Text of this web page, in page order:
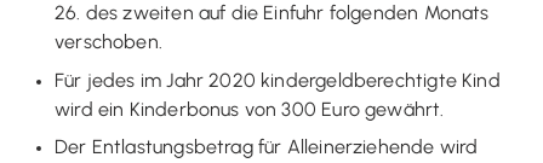
26. des zweiten auf die Einfuhr folgenden Monats
verschoben.
Für jedes im Jahr 2020 kindergeldberechtigte Kind
wird ein Kinderbonus von 300 Euro gewährt.
Der Entlastungsbetrag für Alleinerziehende wird